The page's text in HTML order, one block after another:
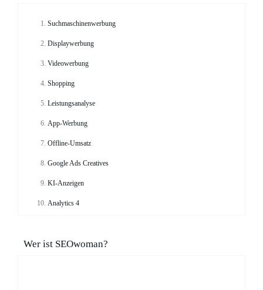
Suchmaschinenwerbung
Displaywerbung
Videowerbung
Shopping
Leistungsanalyse
App-Werbung
Offline-Umsatz
Google Ads Creatives
KI-Anzeigen
Analytics 4
Wer ist SEOwoman?